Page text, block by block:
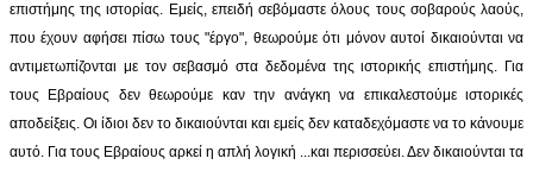
επιστήμης της ιστορίας. Εμείς, επειδή σεβόμαστε όλους τους σοβαρούς λαούς,
που έχουν αφήσει πίσω τους "έργο", θεωρούμε ότι μόνον αυτοί δικαιούνται να
αντιμετωπίζονται με τον σεβασμό στα δεδομένα της ιστορικής επιστήμης. Για
τους Εβραίους δεν θεωρούμε καν την ανάγκη να επικαλεστούμε ιστορικές
αποδείξεις. Οι ίδιοι δεν το δικαιούνται και εμείς δεν καταδεχόμαστε να το κάνουμε
αυτό. Για τους Εβραίους αρκεί η απλή λογική ...και περισσεύει. Δεν δικαιούνται τα